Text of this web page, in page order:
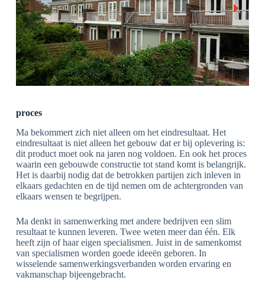
proces
Ma bekommert zich niet alleen om het eindresultaat. Het
eindresultaat is niet alleen het gebouw dat er bij oplevering is:
dit product moet ook na jaren nog voldoen. En ook het proces
waarin een gebouwde constructie tot stand komt is belangrijk.
Het is daarbij nodig dat de betrokken partijen zich inleven in
elkaars gedachten en de tijd nemen om de achtergronden van
elkaars wensen te begrijpen.
Ma denkt in samenwerking met andere bedrijven een slim
resultaat te kunnen leveren. Twee weten meer dan één. Elk
heeft zijn of haar eigen specialismen. Juist in de samenkomst
van specialismen worden goede ideeën geboren. In
wisselende samenwerkingsverbanden worden ervaring en
vakmanschap bijeengebracht.